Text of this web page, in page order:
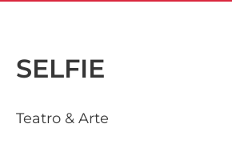
SELFIE
Teatro & Arte